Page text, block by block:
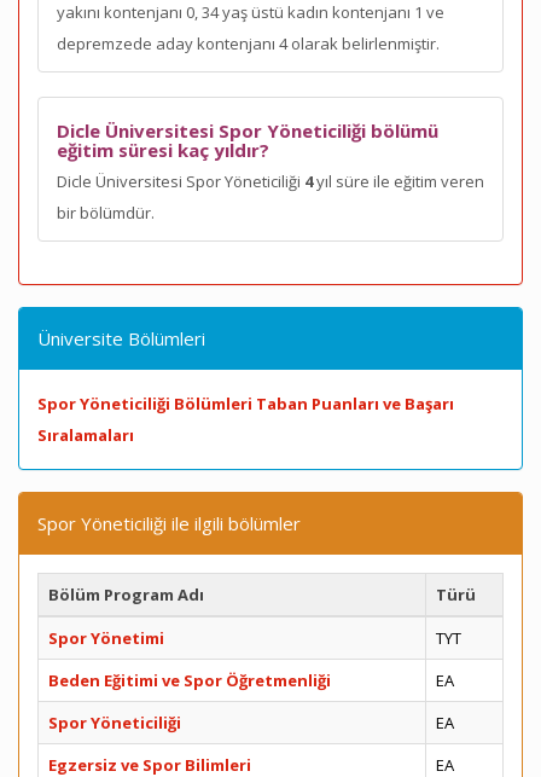
yakını kontenjanı 0, 34 yaş üstü kadın kontenjanı 1 ve
depremzede aday kontenjanı 4 olarak belirlenmiştir.
Dicle Üniversitesi Spor Yöneticiliği bölümü
eğitim süresi kaç yıldır?
Dicle Üniversitesi Spor Yöneticiliği 4yıl süre ile eğitim veren
bir bölümdür.
Üniversite Bölümleri
Spor Yöneticiliği Bölümleri Taban Puanları ve Başarı
Sıralamaları
Spor Yöneticiliği ile ilgili bölümler
Bölüm Program Adı
Türü
Spor Yönetimi
TYT
Beden Eğitimi ve Spor Öğretmenliği
EA
Spor Yöneticiliği
EA
Egzersiz ve Spor Bilimleri
EA